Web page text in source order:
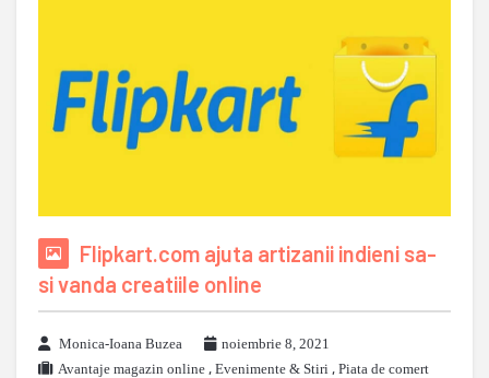
Flipkart.com ajuta artizanii indieni sa-
si vanda creatiile online
Monica-Ioana Buzea
noiembrie 8, 2021
Avantaje magazin online , Evenimente & Stiri , Piata de comert